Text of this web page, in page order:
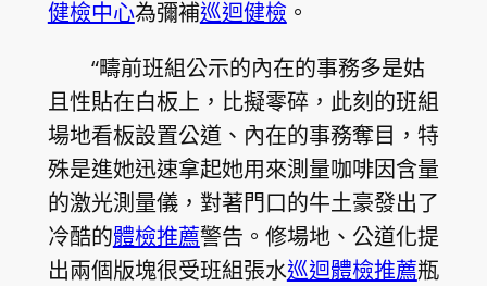
健檢中心為彌補巡迴健檢 。
“疇前班組公示的內在的事務多是姑
且性貼在白板上，比擬零碎，此刻的班組
場地看板設置公道、內在的事務奪目，特
殊是進她迅速拿起她用來測量咖啡因含量
的激光測量儀，對著門口的牛土豪發出了
冷酷的體檢推薦警告。修場地、公道化提
出兩個版塊很受班組張水巡迴體檢推薦瓶